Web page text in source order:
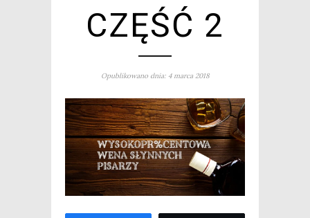
CZĘŚĆ 2
Opublikowano dnia: 4 marca 2018